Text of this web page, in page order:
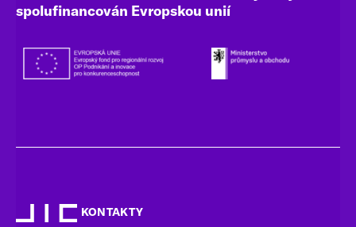
spolufinancován Evropskou unií
KONTAKTY